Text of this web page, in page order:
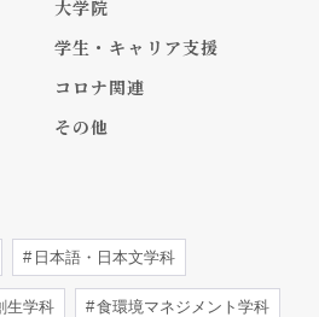
大学院
学生・キャリア支援
コロナ関連
その他
日本語・日本文学科
生学科 食環境マネジメント学科